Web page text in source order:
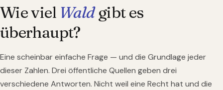
Wie viel Waldgibt es
überhaupt?
Eine scheinbar einfache Frage — und die Grundlage jeder
dieser Zahlen. Drei öffentliche Quellen geben drei
verschiedene Antworten. Nicht weil eine Recht hat und die